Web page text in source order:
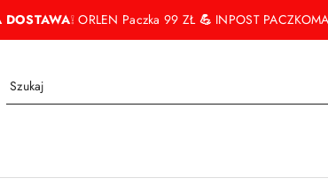
DOSTAWA❕ ORLEN Paczka 99 ZŁ💪 INPOST